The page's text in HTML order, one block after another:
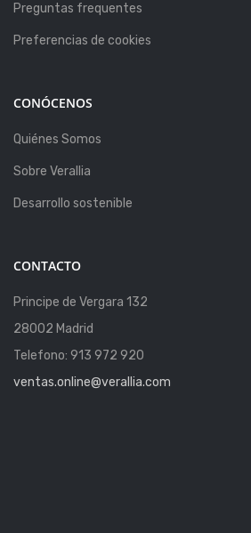
Preguntas frequentes
Preferencias de cookies
CONÓCENOS
Quiénes Somos
Sobre Verallia
Desarrollo sostenible
CONTACTO
Principe de Vergara 132
28002 Madrid
Telefono: 913 972 920
ventas.online@verallia.com